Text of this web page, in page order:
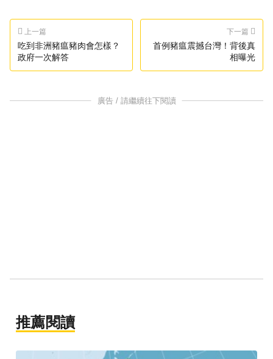
上一篇
吃到非洲豬瘟豬肉會怎樣？
政府一次解答
下一篇
首例豬瘟震撼台灣！背後真
相曝光
廣告 / 請繼續往下閱讀
推薦閱讀